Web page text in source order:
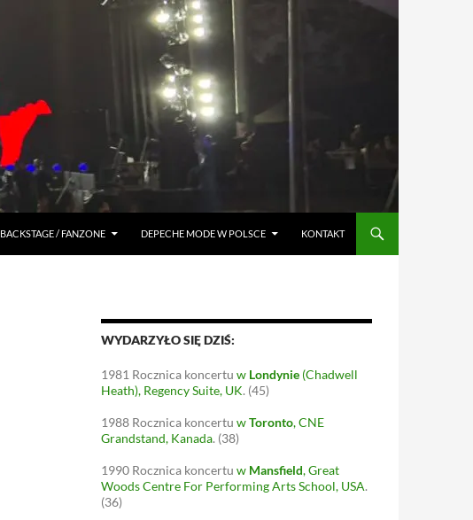
BACKSTAGE / FANZONE DEPECHE MODE W POLSCE KONTAKT
WYDARZYŁO SIĘ DZIŚ:
1981 Rocznica koncertu w Londynie (Chadwell
Heath), Regency Suite, UK. (45)
1988 Rocznica koncertu wToronto, CNE
Grandstand, Kanada. (38)
1990 Rocznica koncertu w Mansfield, Great
Woods Centre For Performing Arts School, USA.
(36)